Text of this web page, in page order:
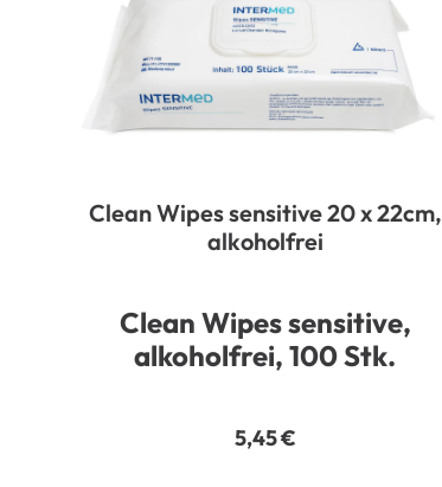
Clean Wipes sensitive 20 x 22cm,
alkoholfrei
Clean Wipes sensitive,
alkoholfrei, 100 Stk.
5,45€